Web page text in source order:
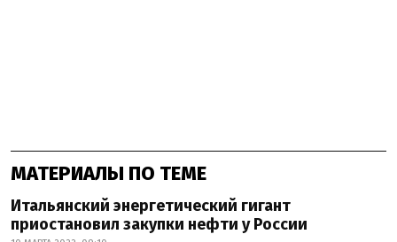
МАТЕРИАЛЫ ПО ТЕМЕ
Итальянский энергетический гигант
приостановил закупки нефти у России